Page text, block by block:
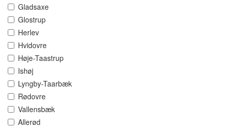
Gladsaxe
Glostrup
Herlev
Hvidovre
Høje-Taastrup
Ishøj
Lyngby-Taarbæk
Rødovre
Vallensbæk
Allerød